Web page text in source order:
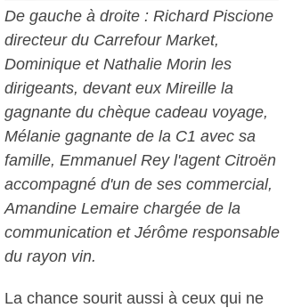
De gauche à droite : Richard Piscione
directeur du Carrefour Market,
Dominique et Nathalie Morin les
dirigeants, devant eux Mireille la
gagnante du chèque cadeau voyage,
Mélanie gagnante de la C1 avec sa
famille, Emmanuel Rey l'agent Citroën
accompagné d'un de ses commercial,
Amandine Lemaire chargée de la
communication et Jérôme responsable
du rayon vin.
La chance sourit aussi à ceux qui ne